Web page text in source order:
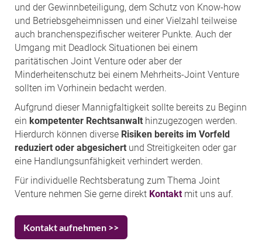
und der Gewinnbeteiligung, dem Schutz von Know-how
und Betriebsgeheimnissen und einer Vielzahl teilweise
auch branchenspezifischer weiterer Punkte. Auch der
Umgang mit Deadlock Situationen bei einem
paritätischen Joint Venture oder aber der
Minderheitenschutz bei einem Mehrheits-Joint Venture
sollten im Vorhinein bedacht werden.
Aufgrund dieser Mannigfaltigkeit sollte bereits zu Beginn
ein kompetenter Rechtsanwalt hinzugezogen werden.
Hierdurch können diverse Risiken bereits im Vorfeld
reduziert oder abgesichert und Streitigkeiten oder gar
eine Handlungsunfähigkeit verhindert werden.
Für individuelle Rechtsberatung zum Thema Joint
Venture nehmen Sie gerne direkt Kontaktmit uns auf.
Kontakt aufnehmen >>